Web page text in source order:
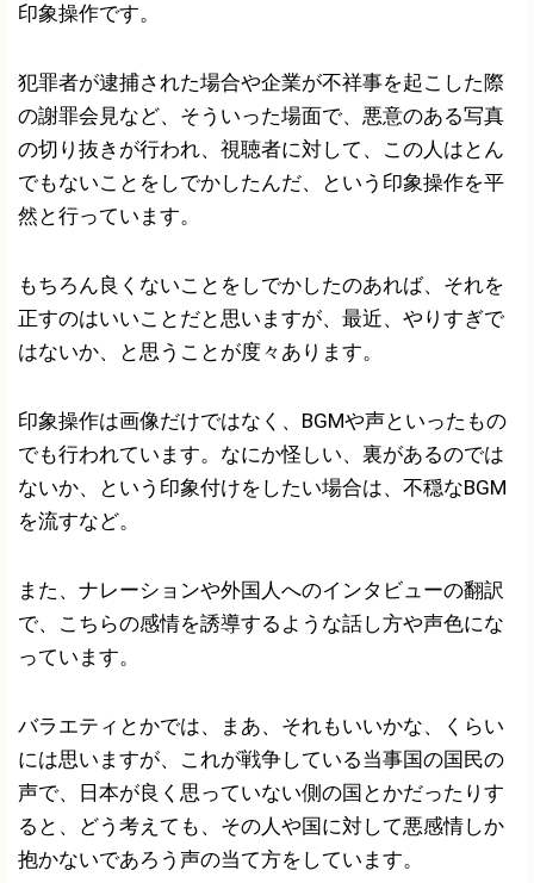
印象操作です。
犯罪者が逮捕された場合や企業が不祥事を起こした際
の謝罪会見など、そういった場面で、悪意のある写真
の切り抜きが行われ、視聴者に対して、この人はとん
でもないことをしでかしたんだ、という印象操作を平
然と行っています。
もちろん良くないことをしでかしたのあれば、それを
正すのはいいことだと思いますが、最近、やりすぎで
はないか、と思うことが度々あります。
印象操作は画像だけではなく、BGMや声といったもの
でも行われています。なにか怪しい、裏があるのでは
ないか、という印象付けをしたい場合は、不穏なBGM
を流すなど。
また、ナレーションや外国人へのインタビューの翻訳
で、こちらの感情を誘導するような話し方や声色にな
っています。
バラエティとかでは、まあ、それもいいかな、くらい
には思いますが、これが戦争している当事国の国民の
声で、日本が良く思っていない側の国とかだったりす
ると、どう考えても、その人や国に対して悪感情しか
抱かないであろう声の当て方をしています。